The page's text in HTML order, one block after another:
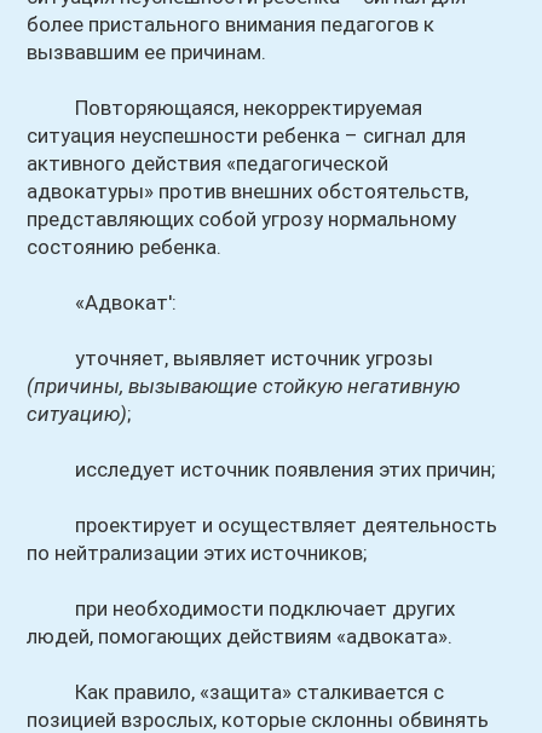
более пристального внимания педагогов к
вызвавшим ее причинам.
Повторяющаяся, некорректируемая
ситуация неуспешности ребенка – сигнал для
активного действия «педагогической
адвокатуры» против внешних обстоятельств,
представляющих собой угрозу нормальному
состоянию ребенка.
«Адвокат':
уточняет, выявляет источник угрозы
(причины, вызывающие стойкую негативную
ситуацию);
исследует источник появления этих причин;
проектирует и осуществляет деятельность
по нейтрализации этих источников;
при необходимости подключает других
людей, помогающих действиям «адвоката».
Как правило, «защита» сталкивается с
позицией взрослых, которые склонны обвинять